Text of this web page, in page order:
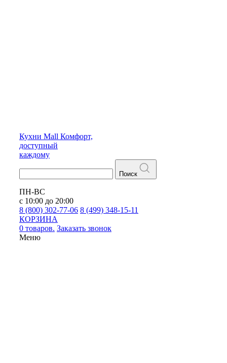
Кухни Mall Комфорт,
доступный
каждому
Поиск
ПН-ВС
с 10:00 до 20:00
8 (800) 302-77-06 8 (499) 348-15-11
КОРЗИНА
0 товаров. Заказать звонок
Меню